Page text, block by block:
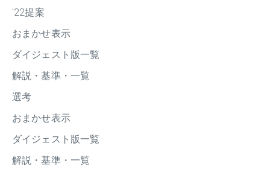
'22提案
おまかせ表示
ダイジェスト版一覧
解説・基準・一覧
選考
おまかせ表示
ダイジェスト版一覧
解説・基準・一覧